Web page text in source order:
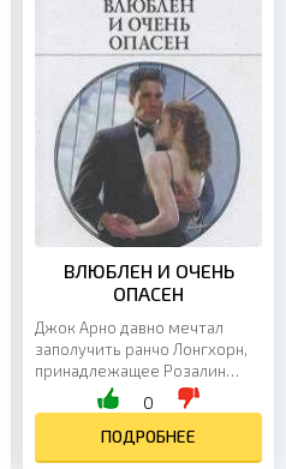
ВЛЮБЛЕН И ОЧЕНЬ
ОПАСЕН
Джок Арно давно мечтал
заполучить ранчо Лонгхорн,
принадлежащее Розалин
Оукли, но влюбился в его
владелицу. Впрочем,
надежду заполучить ранчо он
не...
0
ПОДРОБНЕЕ